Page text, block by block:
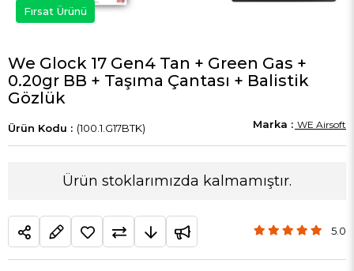
Fırsat Ürünü
We Glock 17 Gen4 Tan + Green Gas +
0.20gr BB + Taşıma Çantası + Balistik
Gözlük
(100.1.G17BTK) WE Airsoft
Ürün stoklarımızda kalmamıştır.
5.0